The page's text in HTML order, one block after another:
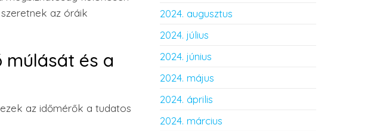
az óráik
múlását és a
az időmérők a tudatos
2024. augusztus
2024. július
2024. június
2024. május
2024. április
2024. március